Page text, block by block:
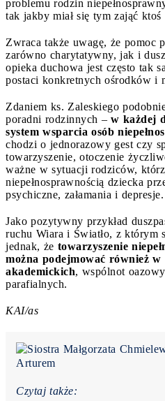
problemu rodzin
tak jakby miał się tym zająć ktoś
Zwraca także uwagę, że pomoc
zarówno charytatywny, jak i
opieka duchowa jest często tak
postaci konkretnych ośrodków i
Zdaniem ks. Zaleskiego
poradni rodzinnych – w każdej
system wsparcia osób
chodzi o jednorazowy gest czy
towarzyszenie, otoczenie
ważne w sytuacji rodziców,
niepełnosprawnością dziecka
psychiczne, załamania i depresje.
Jako pozytywny przykład
ruchu Wiara i Światło, z którym
jednak, że towarzyszenie
można podejmować również
akademickich, wspólnot
parafialnych.
KAI/as
Czytaj także: